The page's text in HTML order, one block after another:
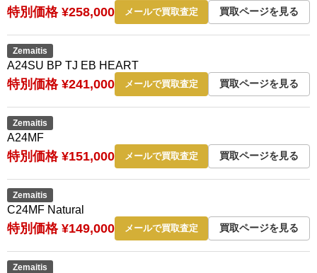
特別価格 ¥258,000 メールで買取査定 買取ページを見る
Zemaitis
A24SU BP TJ EB HEART
特別価格 ¥241,000 メールで買取査定 買取ページを見る
Zemaitis
A24MF
特別価格 ¥151,000 メールで買取査定 買取ページを見る
Zemaitis
C24MF Natural
特別価格 ¥149,000 メールで買取査定 買取ページを見る
Zemaitis